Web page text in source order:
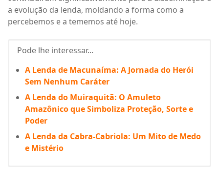
a evolução da lenda, moldando a forma como a
percebemos e a tememos até hoje.
Pode lhe interessar...
A Lenda de Macunaíma: A Jornada do Herói
Sem Nenhum Caráter
A Lenda do Muiraquitã: O Amuleto
Amazônico que Simboliza Proteção, Sorte e
Poder
A Lenda da Cabra-Cabriola: Um Mito de Medo
e Mistério